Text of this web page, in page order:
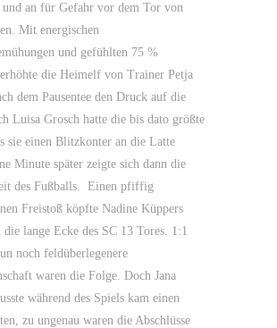
und an für Gefahr vor dem Tor von
Mit energischen
und gefühlten 75 %
die Heimelf von Trainer Petja
dem Pausentee den Druck auf die
Luisa Grosch hatte die bis dato größte
sie einen Blitzkonter an die Latte
Minute später zeigte sich dann die
des Fußballs. Einen pfiffig
Freistoß köpfte Nadine Küppers
die lange Ecke des SC 13 Tores. 1:1
noch feldüberlegenere
waren die Folge. Doch Jana
während des Spiels kam einen
zu ungenau waren die Abschlüsse